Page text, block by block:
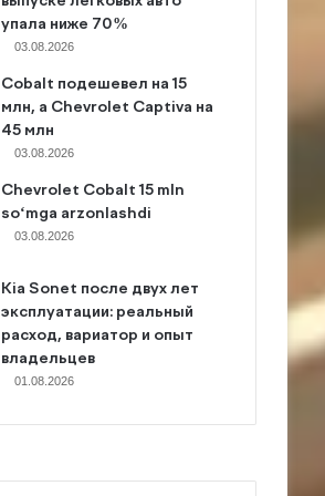
упала ниже 70%
03.08.2026
Cobalt подешевел на 15
млн, а Chevrolet Captiva на
45 млн
03.08.2026
Chevrolet Cobalt 15 mln
so‘mga arzonlashdi
03.08.2026
Kia Sonet после двух лет
эксплуатации: реальный
расход, вариатор и опыт
владельцев
01.08.2026